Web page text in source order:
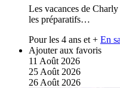
Les vacances de
les préparatifs…
Pour les 4 ans et + En
Ajouter aux favoris
11 Août 2026
25 Août 2026
26 Août 2026